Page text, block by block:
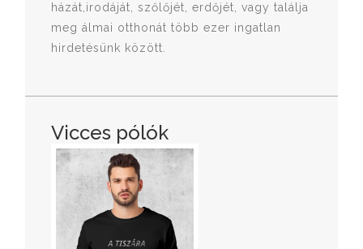
házát,irodáját, szőlőjét, erdőjét, vagy találja
meg álmai otthonát több ezer ingatlan
hirdetésünk között.
Vicces pólók